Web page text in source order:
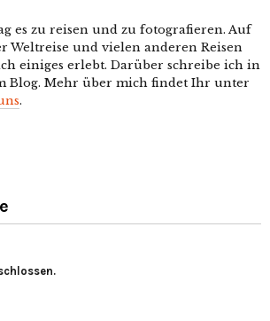
es zu reisen und zu fotografieren. Auf
Weltreise und vielen anderen Reisen
einiges erlebt. Darüber schreibe ich in
Blog. Mehr über mich findet Ihr unter
.